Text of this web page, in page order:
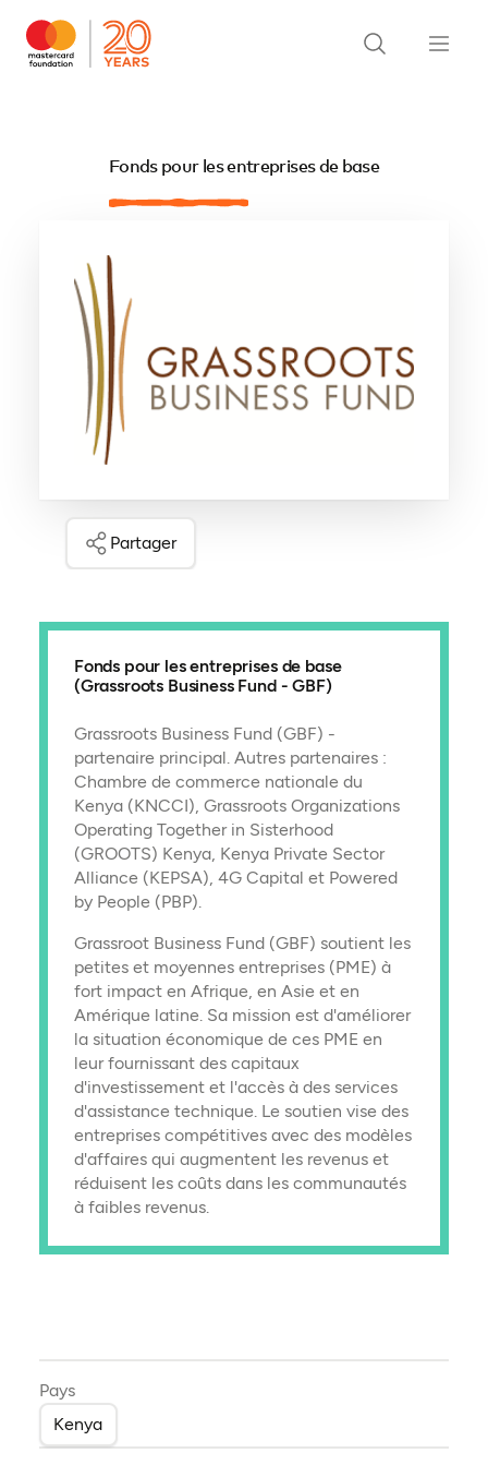
Fonds pour les entreprises de base
Partager
Fonds pour les entreprises de base
(Grassroots Business Fund - GBF)
Grassroots Business Fund (GBF) -
partenaire principal. Autres partenaires :
Chambre de commerce nationale du
Kenya (KNCCI), Grassroots Organizations
Operating Together in Sisterhood
(GROOTS) Kenya, Kenya Private Sector
Alliance (KEPSA), 4G Capital et Powered
by People (PBP).
Grassroot Business Fund (GBF) soutient les
petites et moyennes entreprises (PME) à
fort impact en Afrique, en Asie et en
Amérique latine. Sa mission est d'améliorer
la situation économique de ces PME en
leur fournissant des capitaux
d'investissement et l'accès à des services
d'assistance technique. Le soutien vise des
entreprises compétitives avec des modèles
d'affaires qui augmentent les revenus et
réduisent les coûts dans les communautés
à faibles revenus.
Pays
Kenya